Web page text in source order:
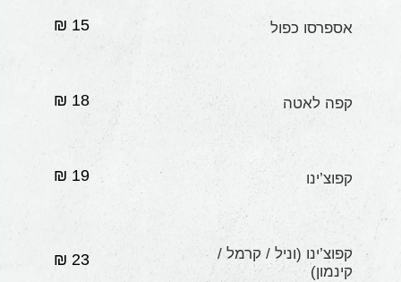
אספרסו כפול 15 ₪
קפה לאטה 18 ₪
קפוצ’ינו 19 ₪
קפוצ’ינו (וניל / קרמל /
קינמון)
23 ₪